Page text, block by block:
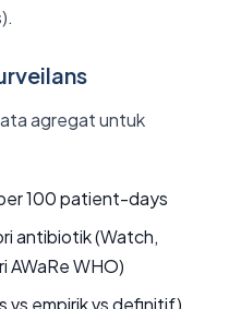
agregat untuk
100 patient-days
antibiotik (Watch,
AWaRe WHO)
vs empirik vs definitif)